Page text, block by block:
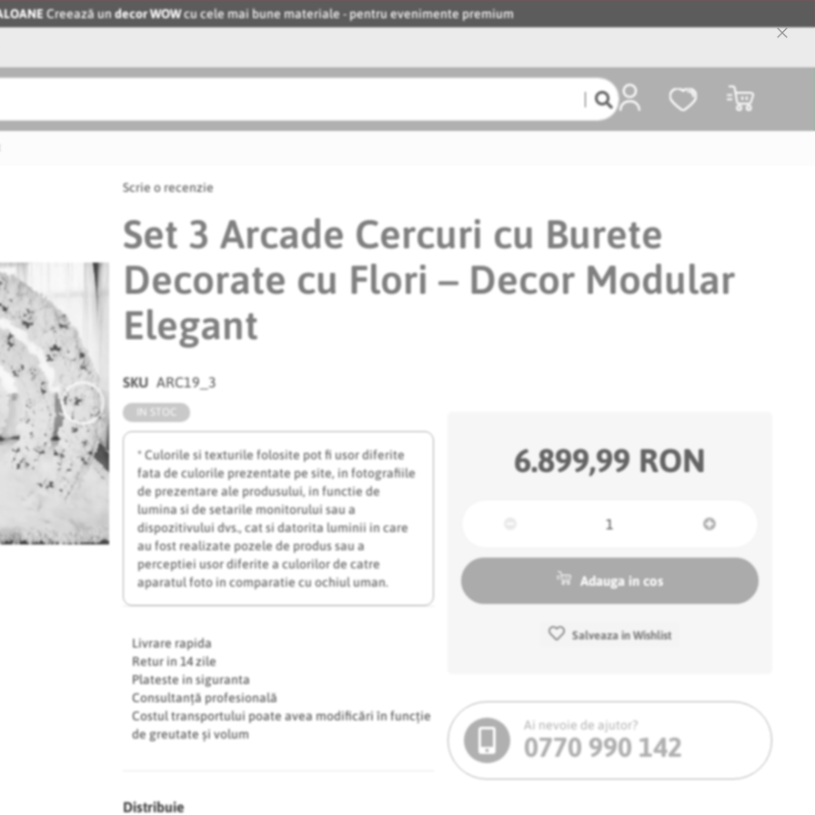
Creează undecor WOWcu cele mai bune materiale - pentru evenimente premium
Coșul meu
Scrie o recenzie
Set 3 Arcade Cercuri cu Burete
Decorate cu Flori – Decor Modular
Elegant
SKU ARC19_3
* Culorile si texturile folosite pot fi usor diferite
fata de culorile prezentate pe site, in fotografiile
de prezentare ale produsului, in functie de
lumina si de setarile monitorului sau a
dispozitivului dvs., cat si datorita luminii in care
au fost realizate pozele de produs sau a
perceptiei usor diferite a culorilor de catre
aparatul foto in comparatie cu ochiul uman.
Livrare rapida
Retur in 14 zile
Plateste in siguranta
Consultanță profesională
Costul transportului poate avea modificări în funcție
de greutate și volum
Distribuie
6.899,99 RON
Adauga in cos
Salveaza in Wishlist
Ai nevoie de ajutor?
0770 990 142